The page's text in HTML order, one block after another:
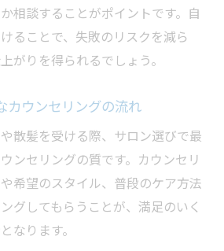
相談することがポイントです。自
ることで、失敗のリスクを減ら
がりを得られるでしょう。
カウンセリングの流れ
散髪を受ける際、サロン選びで最
ンセリングの質です。カウンセリ
希望のスタイル、普段のケア方法
グしてもらうことが、満足のいく
なります。